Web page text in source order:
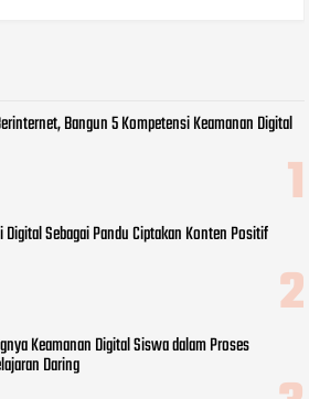
Bangun 5 Kompetensi Keamanan Digital
Digital Sebagai Pandu Ciptakan Konten Positif
Keamanan Digital Siswa dalam Proses
Daring